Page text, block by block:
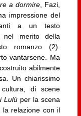
a dormire, Fazi,
impressione del
a un testo
nel merito della
romanzo (2).
vantarsene. Ma
abilmente
Un chiarissimo
di scene
Lulù per la scena
relazione con il